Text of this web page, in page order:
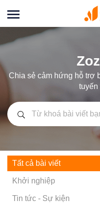
Chia sẻ cảm hứng hỗ trợ
tuyến
Tất cả bài viết
Khởi nghiệp
Tin tức - Sự kiện